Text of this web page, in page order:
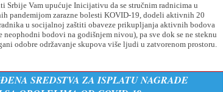
Srbije Vam upućuje Inicijativu da se stručnim radnicima u
pandemijom zarazne bolesti KOVID-19, dodeli aktivnih 20
u socijalnoj zaštiti obaveze prikuplјanja aktivnih bodova
bodovi na godišnjem nivou), pa sve dok se ne steknu
odobre održavanje skupova više lјudi u zatvorenom prostoru.
SREDSTVA ZA ISPLATU NAGRADE